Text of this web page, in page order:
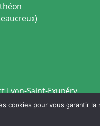
Lyon-Saint-Exupéry
cookies pour vous garantir